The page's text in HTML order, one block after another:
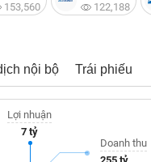
153,560
122,188
nội bộ Trái phiếu
Lợi nhuận
7 tỷ
Doanh thu